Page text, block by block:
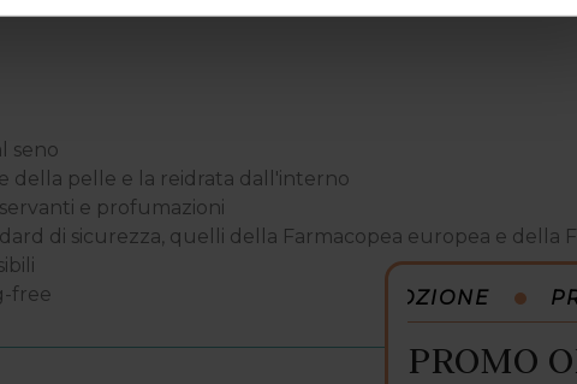
seno
della pelle e la reidrata dall'interno
e profumazioni
di sicurezza, quelli della Farmacopea europea e della
free
PROMOZIONE
PROMO